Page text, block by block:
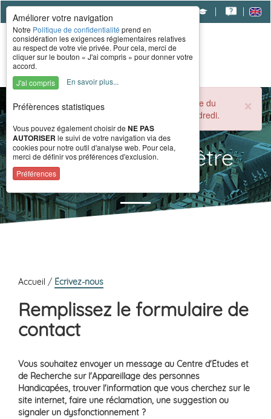
×
Durant la période estivale, l'accueil téléphonique du
CERAH est ouvert de 8h à 16h du lundi au vendredi.
Vous souhaitez être
Accueil / Écrivez-nous
Remplissez le formulaire de
contact
Vous souhaitez envoyer un message au Centre d'Études et
de Recherche sur l'Appareillage des personnes
Handicapées, trouver l'information que vous cherchez sur le
site internet, faire une réclamation, une suggestion ou
signaler un dysfonctionnement ?
Améliorer votre navigation
Notre Politique de confidentialité prend en
considération les exigences réglementaires relatives
au respect de votre vie privée. Pour cela, merci de
cliquer sur le bouton « J'ai compris » pour donner votre
accord.
J'ai compris
En savoir plus...
Préfèrences statistiques
Vous pouvez également choisir de NE PAS
AUTORISER le suivi de votre navigation via des
cookies pour notre outil d'analyse web. Pour cela,
merci de définir vos préférences d'exclusion.
Préférences